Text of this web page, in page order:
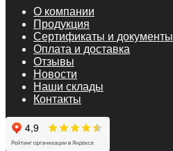
О компании
Продукция
Сертификаты и документы
Оплата и доставка
Отзывы
Новости
Наши склады
Контакты